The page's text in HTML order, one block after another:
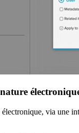
via une